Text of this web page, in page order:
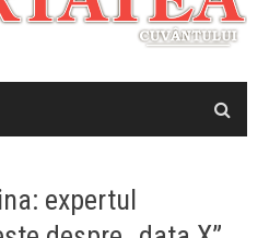
expertul